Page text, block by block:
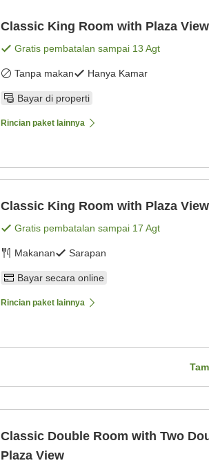
Classic King Room with Plaza
Gratis pembatalan sampai 13 Agt
Tanpa makan Hanya Kamar
Bayar di properti
Rincian paket lainnya
Classic King Room with Plaza
Gratis pembatalan sampai 17 Agt
Makanan Sarapan
Bayar secara online
Rincian paket lainnya
Classic Double Room with Two
Plaza View